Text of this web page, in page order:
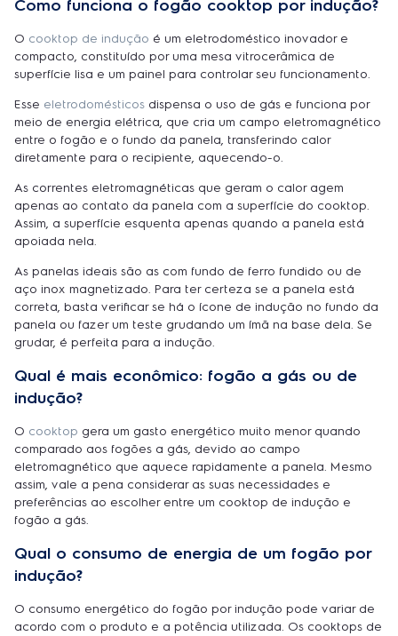
Como funciona o fogão cooktop por indução?
O cooktop de indução é um eletrodoméstico inovador e
compacto, constituído por uma mesa vitrocerâmica de
superfície lisa e um painel para controlar seu funcionamento.
Esse eletrodomésticos dispensa o uso de gás e funciona por
meio de energia elétrica, que cria um campo eletromagnético
entre o fogão e o fundo da panela, transferindo calor
diretamente para o recipiente, aquecendo-o.
As correntes eletromagnéticas que geram o calor agem
apenas ao contato da panela com a superfície do cooktop.
Assim, a superfície esquenta apenas quando a panela está
apoiada nela.
As panelas ideais são as com fundo de ferro fundido ou de
aço inox magnetizado. Para ter certeza se a panela está
correta, basta verificar se há o ícone de indução no fundo da
panela ou fazer um teste grudando um ímã na base dela. Se
grudar, é perfeita para a indução.
Qual é mais econômico: fogão a gás ou de
indução?
O cooktop gera um gasto energético muito menor quando
comparado aos fogões a gás, devido ao campo
eletromagnético que aquece rapidamente a panela. Mesmo
assim, vale a pena considerar as suas necessidades e
preferências ao escolher entre um cooktop de indução e
fogão a gás.
Qual o consumo de energia de um fogão por
indução?
O consumo energético do fogão por indução pode variar de
acordo com o produto e a potência utilizada. Os cooktops de